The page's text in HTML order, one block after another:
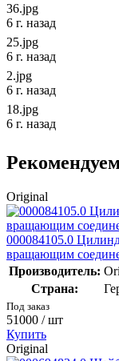
36.jpg
6 г. назад
25.jpg
6 г. назад
2.jpg
6 г. назад
18.jpg
6 г. назад
Original
000084105.0
вращающим
Производитель:
Страна:
Под заказ
51000 / шт
Купить
Original